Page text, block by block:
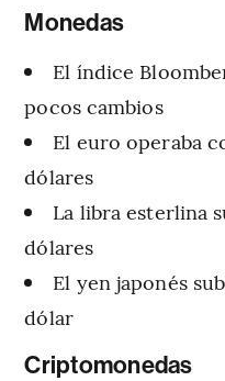
Monedas
El índice
pocos cambios
El euro operaba
dólares
La libra esterlina
dólares
El yen japonés
dólar
Criptomonedas